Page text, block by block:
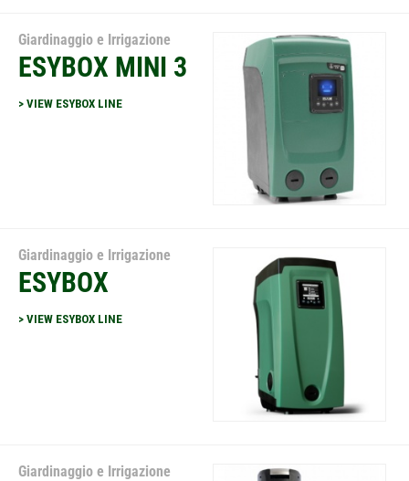
Giardinaggio e Irrigazione
ESYBOX MINI 3
> VIEW ESYBOX LINE
Giardinaggio e Irrigazione
ESYBOX
> VIEW ESYBOX LINE
Giardinaggio e Irrigazione